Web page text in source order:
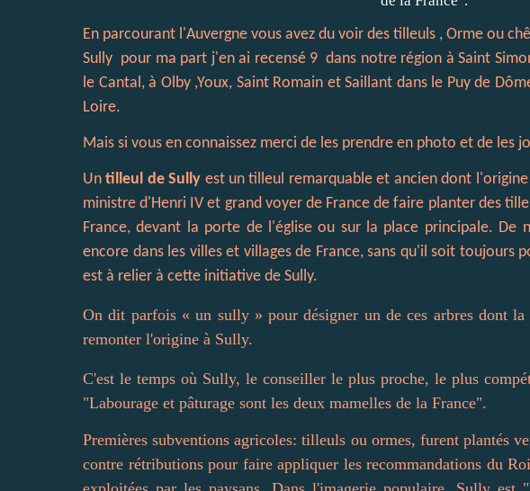
En parcourant l'Auvergne vous avez du voir des tilleuls , Orme ou
Sully pour ma part j'en ai recensé 9 dans notre région à Saint
le Cantal, à Olby ,Youx, Saint Romain et Saillant dans le Puy de
Loire.
Mais si vous en connaissez merci de les prendre en photo et de
Untilleul de Sully est un tilleul remarquable et ancien dont
ministre d'Henri IV et grand voyer de France de faire planter des
France, devant la porte de l'église ou sur la place principale. De
encore dans les villes et villages de France, sans qu'il soit toujours
est à relier à cette initiative de Sully.
On dit parfois « un sully » pour désigner un de ces arbres dont
remonter l'origine à Sully.
C'est le temps où Sully, le conseiller le plus proche, le plus
"Labourage et pâturage sont les deux mamelles de la France".
Premières subventions agricoles: tilleuls ou ormes, furent plantés
contre rétributions pour faire appliquer les recommandations du